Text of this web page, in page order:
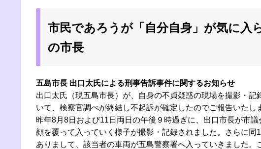
市民であろうが「自分自身」が気に入
の市長
五島市長 出口太氏による刑事告訴事件に関するお知らせ
出口太氏（現五島市長）が、自身の不貞疑惑の現場を撮影・
いて、検察官調べが終結し不起訴が確定したのでご報告いたし
昨年8月8日および11日両日の午後９時過ぎに、出口市長が市
顔を覆って入っていく様子が撮影・記録されました。さらに
ありまして、該当者の車両が五島警察署へ入っていきました